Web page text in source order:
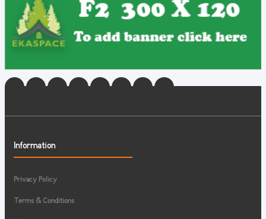
Information
Privacy Policy
Terms & Conditions